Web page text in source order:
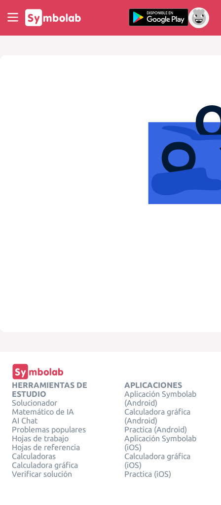
HERRAMIENTAS DE
ESTUDIO
Solucionador
Matemático de IA
AI Chat
Problemas populares
Hojas de trabajo
Hojas de referencia
Calculadoras
Calculadora gráfica
Verificar solución
APLICACIONES
Aplicación Symbolab
(Android)
Calculadora gráfica
(Android)
Practica (Android)
Aplicación Symbolab
(iOS)
Calculadora gráfica
(iOS)
Practica (iOS)